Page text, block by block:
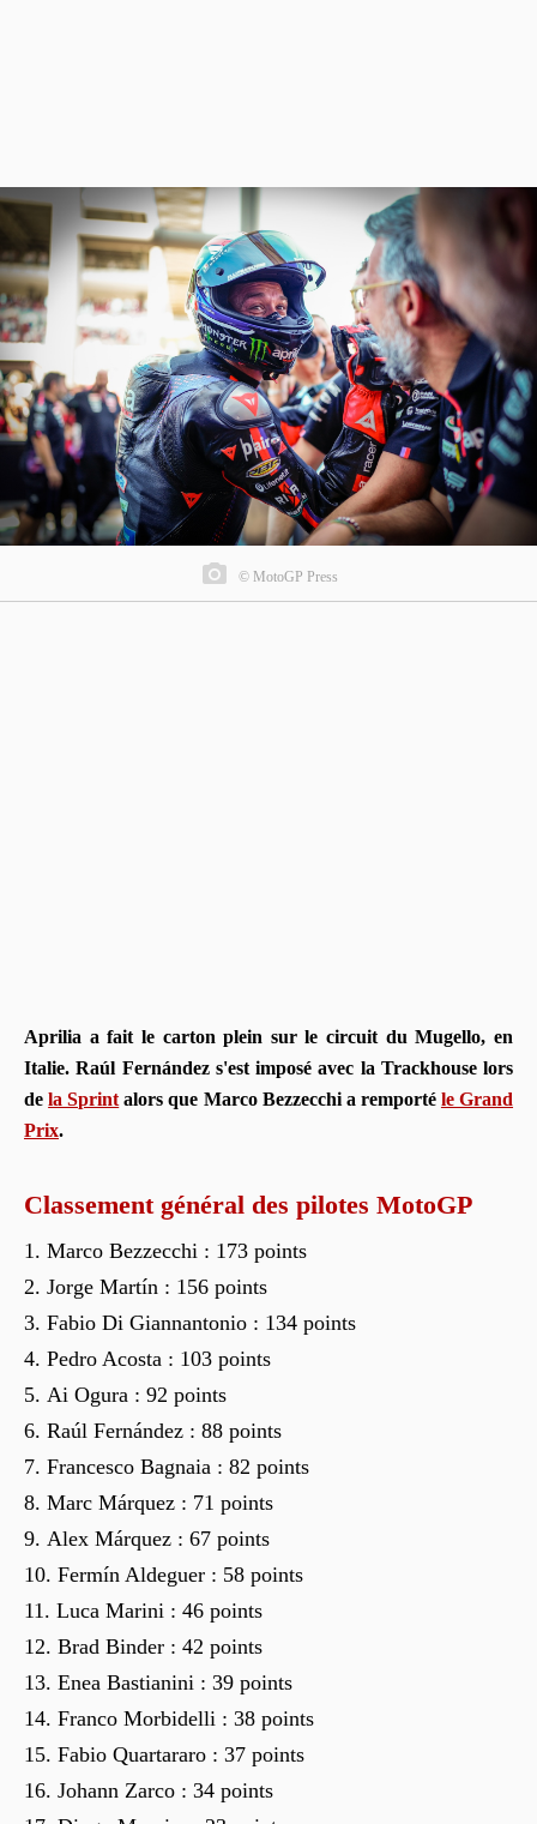
© MotoGP Press
Aprilia a fait le carton plein sur le circuit du Mugello, en
Italie. Raúl Fernández s'est imposé avec la Trackhouse lors
dela Sprint alors que Marco Bezzecchi a remporté le Grand
Prix.
Classement général des pilotes MotoGP
Marco Bezzecchi : 173 points
Jorge Martín : 156 points
Fabio Di Giannantonio : 134 points
Pedro Acosta : 103 points
Ai Ogura : 92 points
Raúl Fernández : 88 points
Francesco Bagnaia : 82 points
Marc Márquez : 71 points
Alex Márquez : 67 points
Fermín Aldeguer : 58 points
Luca Marini : 46 points
Brad Binder : 42 points
Enea Bastianini : 39 points
Franco Morbidelli : 38 points
Fabio Quartararo : 37 points
Johann Zarco : 34 points